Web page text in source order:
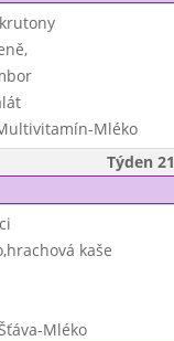
Mléko
Týden 21
kaše
Mléko